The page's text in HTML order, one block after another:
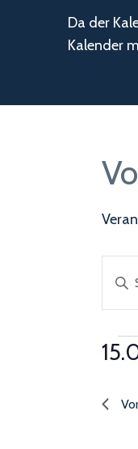
Da der
Kalender
Suche
Bitte
für